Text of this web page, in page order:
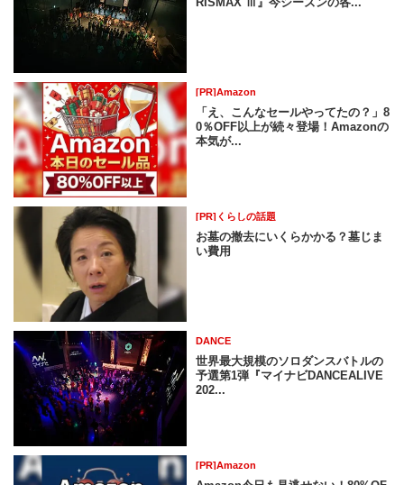
[PR]Amazon
「え、こんなセールやってたの？」8
0％OFF以上が続々登場！Amazonの
本気が...
[PR]くらしの話題
お墓の撤去にいくらかかる？墓じま
い費用
DANCE
世界最大規模のソロダンスバトルの
予選第1弾『マイナビDANCEALIVE
202...
[PR]Amazon